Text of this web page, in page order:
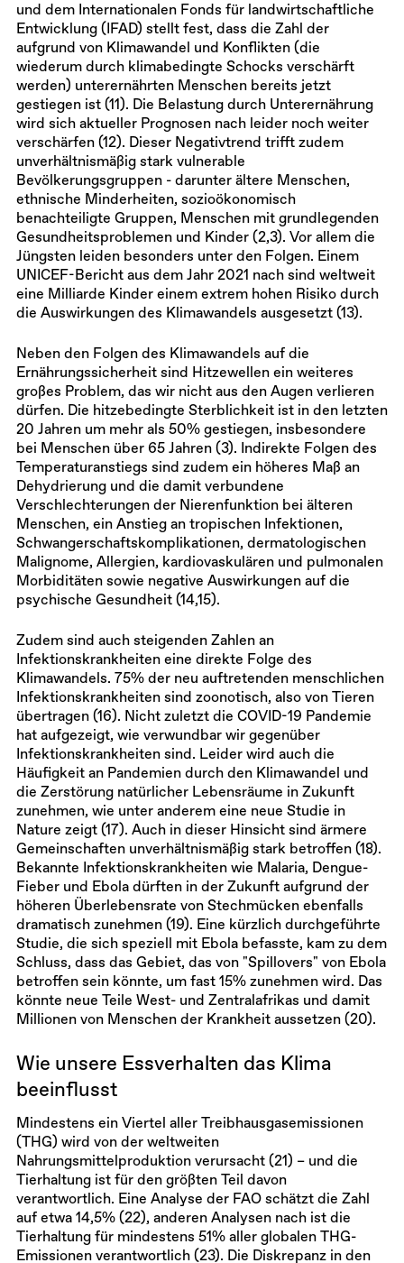
und dem Internationalen Fonds für landwirtschaftliche
Entwicklung (IFAD) stellt fest, dass die Zahl der
aufgrund von Klimawandel und Konflikten (die
wiederum durch klimabedingte Schocks verschärft
werden) unterernährten Menschen bereits jetzt
gestiegen ist (11). Die Belastung durch Unterernährung
wird sich aktueller Prognosen nach leider noch weiter
verschärfen (12). Dieser Negativtrend trifft zudem
unverhältnismäßig stark vulnerable
Bevölkerungsgruppen - darunter ältere Menschen,
ethnische Minderheiten, sozioökonomisch
benachteiligte Gruppen, Menschen mit grundlegenden
Gesundheitsproblemen und Kinder (2,3). Vor allem die
Jüngsten leiden besonders unter den Folgen. Einem
UNICEF-Bericht aus dem Jahr 2021 nach sind weltweit
eine Milliarde Kinder einem extrem hohen Risiko durch
die Auswirkungen des Klimawandels ausgesetzt (13).
Neben den Folgen des Klimawandels auf die
Ernährungssicherheit sind Hitzewellen ein weiteres
großes Problem, das wir nicht aus den Augen verlieren
dürfen. Die hitzebedingte Sterblichkeit ist in den letzten
20 Jahren um mehr als 50% gestiegen, insbesondere
bei Menschen über 65 Jahren (3). Indirekte Folgen des
Temperaturanstiegs sind zudem ein höheres Maß an
Dehydrierung und die damit verbundene
Verschlechterungen der Nierenfunktion bei älteren
Menschen, ein Anstieg an tropischen Infektionen,
Schwangerschaftskomplikationen, dermatologischen
Malignome, Allergien, kardiovaskulären und pulmonalen
Morbiditäten sowie negative Auswirkungen auf die
psychische Gesundheit (14,15).
Zudem sind auch steigenden Zahlen an
Infektionskrankheiten eine direkte Folge des
Klimawandels. 75% der neu auftretenden menschlichen
Infektionskrankheiten sind zoonotisch, also von Tieren
übertragen (16). Nicht zuletzt die COVID-19 Pandemie
hat aufgezeigt, wie verwundbar wir gegenüber
Infektionskrankheiten sind. Leider wird auch die
Häufigkeit an Pandemien durch den Klimawandel und
die Zerstörung natürlicher Lebensräume in Zukunft
zunehmen, wie unter anderem eine neue Studie in
Nature zeigt (17). Auch in dieser Hinsicht sind ärmere
Gemeinschaften unverhältnismäßig stark betroffen (18).
Bekannte Infektionskrankheiten wie Malaria, Dengue-
Fieber und Ebola dürften in der Zukunft aufgrund der
höheren Überlebensrate von Stechmücken ebenfalls
dramatisch zunehmen (19). Eine kürzlich durchgeführte
Studie, die sich speziell mit Ebola befasste, kam zu dem
Schluss, dass das Gebiet, das von "Spillovers" von Ebola
betroffen sein könnte, um fast 15% zunehmen wird. Das
könnte neue Teile West- und Zentralafrikas und damit
Millionen von Menschen der Krankheit aussetzen (20).
Wie unsere Essverhalten das Klima
beeinflusst
Mindestens ein Viertel aller Treibhausgasemissionen
(THG) wird von der weltweiten
Nahrungsmittelproduktion verursacht (21) – und die
Tierhaltung ist für den größten Teil davon
verantwortlich. Eine Analyse der FAO schätzt die Zahl
auf etwa 14,5% (22), anderen Analysen nach ist die
Tierhaltung für mindestens 51% aller globalen THG-
Emissionen verantwortlich (23). Die Diskrepanz in den